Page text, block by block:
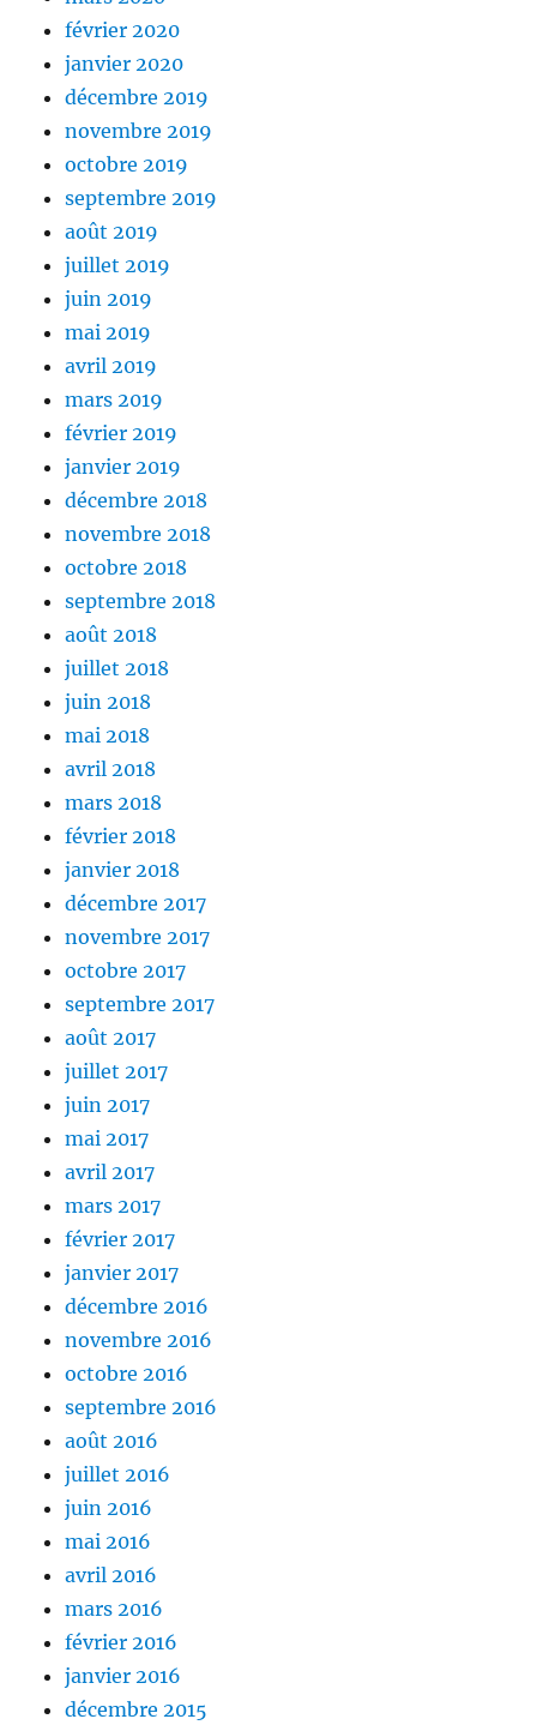
février 2020
janvier 2020
décembre 2019
novembre 2019
octobre 2019
septembre 2019
août 2019
juillet 2019
juin 2019
mai 2019
avril 2019
mars 2019
février 2019
janvier 2019
décembre 2018
novembre 2018
octobre 2018
septembre 2018
août 2018
juillet 2018
juin 2018
mai 2018
avril 2018
mars 2018
février 2018
janvier 2018
décembre 2017
novembre 2017
octobre 2017
septembre 2017
août 2017
juillet 2017
juin 2017
mai 2017
avril 2017
mars 2017
février 2017
janvier 2017
décembre 2016
novembre 2016
octobre 2016
septembre 2016
août 2016
juillet 2016
juin 2016
mai 2016
avril 2016
mars 2016
février 2016
janvier 2016
décembre 2015